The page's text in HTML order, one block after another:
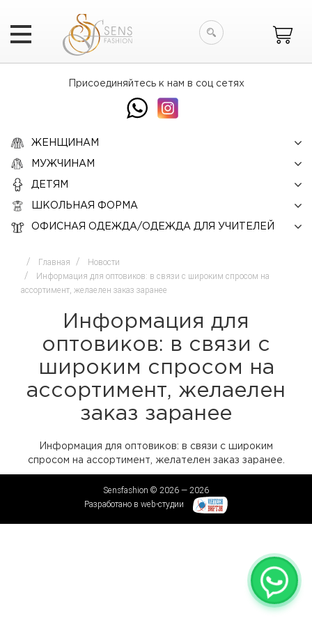
Искать
Присоединяйтесь к нам в соц сетях
ЖЕНЩИНАМ
МУЖЧИНАМ
ДЕТЯМ
ШКОЛЬНАЯ ФОРМА
ОФИСНАЯ ОДЕЖДА/ОДЕЖДА ДЛЯ УЧИТЕЛЕЙ
Главная
Новости
Информация для оптовиков: в связи с широким спросом на
ассортимент, желаелен заказ заранее
Информация для
оптовиков: в связи с
широким спросом на
ассортимент, желаелен
заказ заранее
Информация для оптовиков: в связи с широким
спросом на ассортимент, желателен заказ заранее.
Sensfashion © 2026 — 2026
Разработано в web-студии